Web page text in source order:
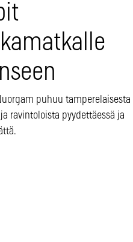
puhuu tamperelaisesta
ravintoloista pyydettäessä ja